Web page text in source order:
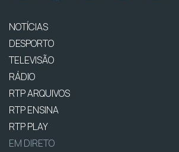
NOTÍCIAS
DESPORTO
TELEVISÃO
RÁDIO
RTP ARQUIVOS
RTP ENSINA
RTP PLAY
EM DIRETO